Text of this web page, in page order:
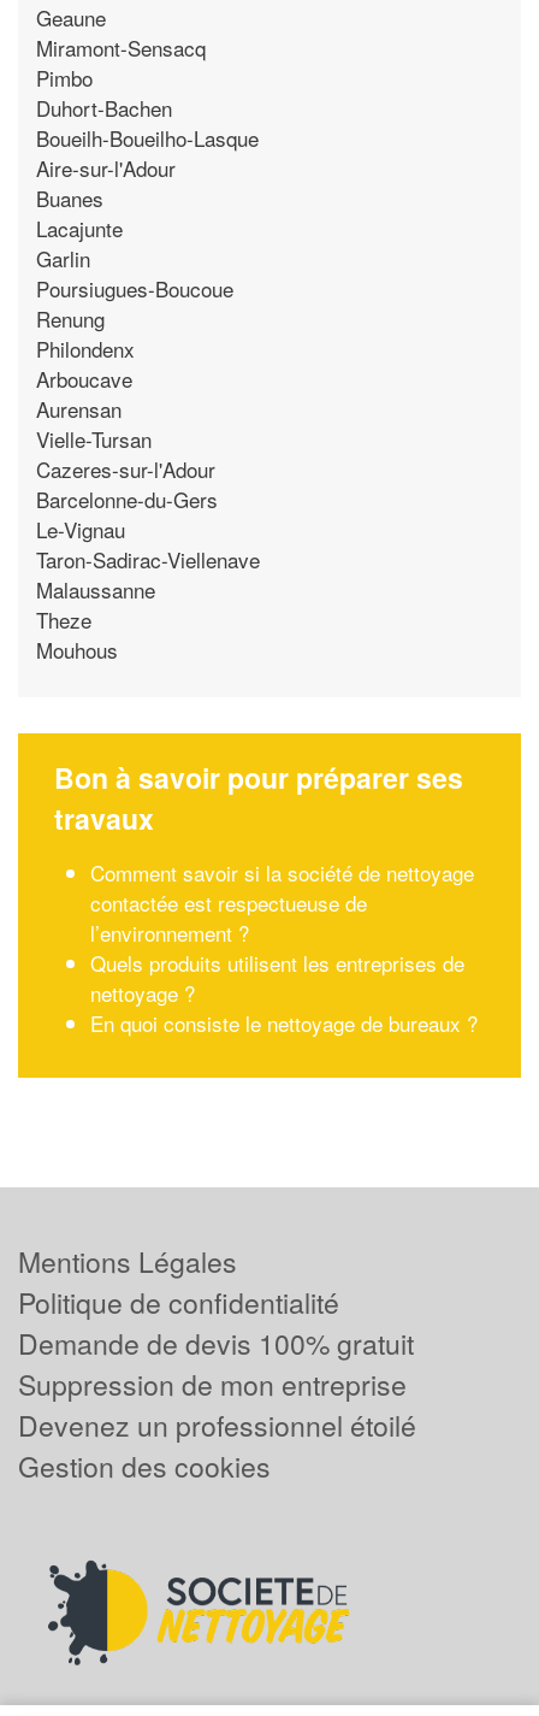
Geaune
Miramont-Sensacq
Pimbo
Duhort-Bachen
Boueilh-Boueilho-Lasque
Aire-sur-l'Adour
Buanes
Lacajunte
Garlin
Poursiugues-Boucoue
Renung
Philondenx
Arboucave
Aurensan
Vielle-Tursan
Cazeres-sur-l'Adour
Barcelonne-du-Gers
Le-Vignau
Taron-Sadirac-Viellenave
Malaussanne
Theze
Mouhous
Bon à savoir pour préparer ses
travaux
Comment savoir si la société de nettoyage
contactée est respectueuse de
l’environnement ?
Quels produits utilisent les entreprises de
nettoyage ?
En quoi consiste le nettoyage de bureaux ?
Mentions Légales
Politique de confidentialité
Demande de devis 100% gratuit
Suppression de mon entreprise
Devenez un professionnel étoilé
Gestion des cookies